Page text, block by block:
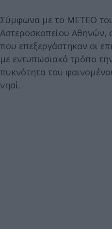
Σύμφωνα με το METEO
Αστεροσκοπείου Αθηνών,
που επεξεργάστηκαν οι
με εντυπωσιακό τρόπο
πυκνότητα του
νησί.